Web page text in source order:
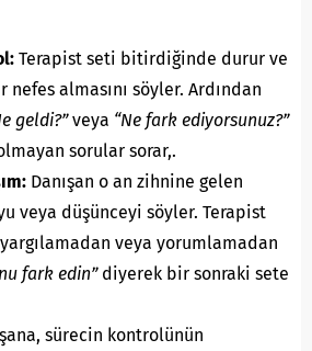
Terapist seti bitirdiğinde durur ve
nefes almasını söyler. Ardından
geldi?”veya “Ne fark ediyorsunuz?”
sorular sorar,.
Danışan o an zihnine gelen
veya düşünceyi söyler. Terapist
veya yorumlamadan
fark edin”diyerek bir sonraki sete
sürecin kontrolünün